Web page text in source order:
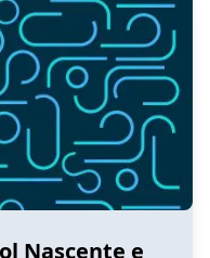
Nascente e